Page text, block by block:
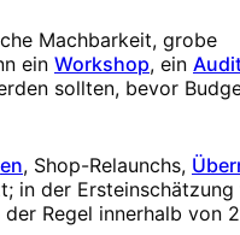
Machbarkeit, grobe
ein Workshop, ein
sollten, bevor
, Shop-Relaunchs,
in der
Regel innerhalb von